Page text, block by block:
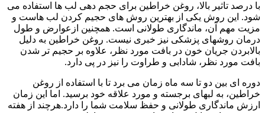
با درصد تاثیر بالا، روغن خراطین برای حجم دهی لب ها استفاده می
شود. این روش یکی از بهترین روش های حجیم کردن لب هاست و
مزیت مهم آن، ماندگاری طولانی است. همچنین ازعوارض و طول
درمان روشهای پزشکی نیز خبری نیست. روغن خراطین به دلیل
بالابردن جریان خون در بافت مورد نظر، علاوه بر حجیم تر شدن
بافت مورد نظر، شادابی و طراوت را نیز در پی دارد.
دوره ای بین دو تا سه ماه زمان می ‌برد تا با استفاده از روغن
خراطین، به لبهای برجسته و مورد علاقه خود برسید. اما این زمان
ارزش ماندگاری طولانی و حفظ سلامت شما را دارد.هرچند از هفته